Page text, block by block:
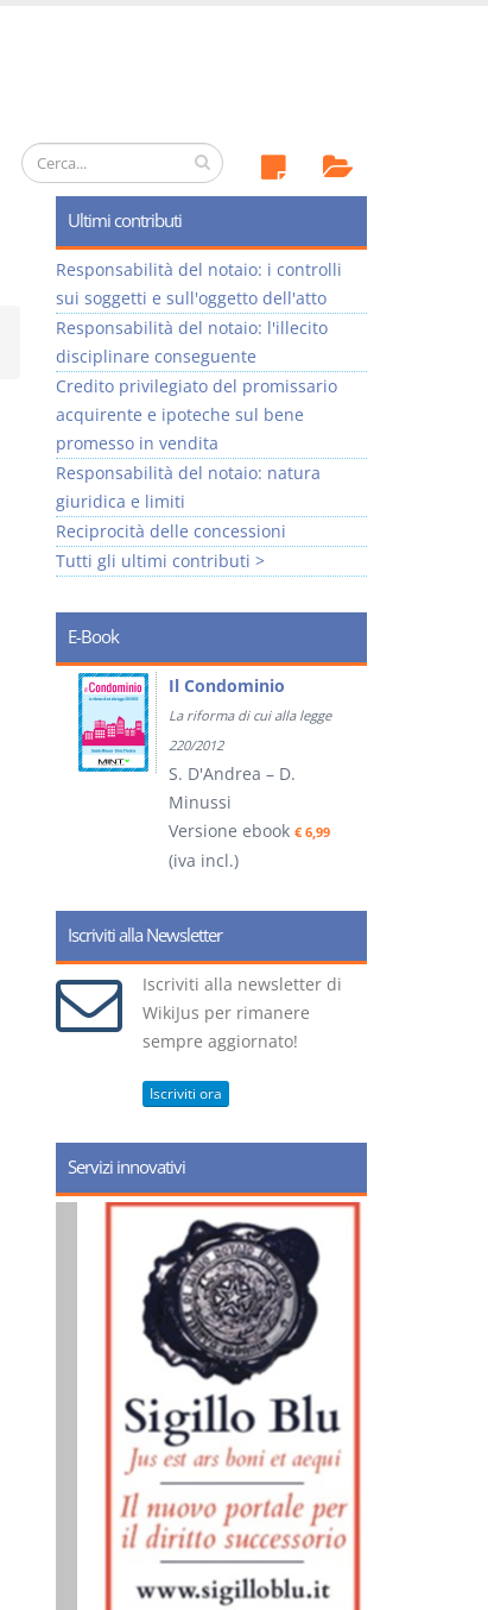
Ultimi contributi
Responsabilità del notaio: i controlli
sui soggetti e sull'oggetto dell'atto
Responsabilità del notaio: l'illecito
disciplinare conseguente
Credito privilegiato del promissario
acquirente e ipoteche sul bene
promesso in vendita
Responsabilità del notaio: natura
giuridica e limiti
Reciprocità delle concessioni
Tutti gli ultimi contributi >
E-Book
Il Condominio
La riforma di cui alla legge
220/2012
S. D'Andrea – D.
Minussi
Versione ebook € 6,99
(iva incl.)
Iscriviti alla Newsletter
Iscriviti alla newsletter di
WikiJus per rimanere
sempre aggiornato!
Iscriviti ora
Servizi innovativi